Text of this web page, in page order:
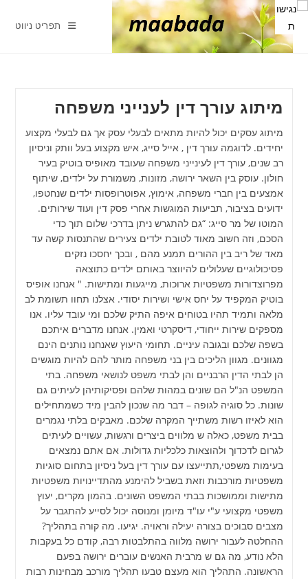
Skip
content
תפריט ניווט
מיתוג עורך דין לענייני משפחה
מיתוג עסקים יכול להיות מתאים לבעלי עסק אך גם לבעלי מקצוע
יחידים. לדוגמה עורך דין , אייל סייג, איש מקצוע בעל וותק וניסיון
רב שנים, עורך דין לעינייני משפחה שעובד מאופיס בוטיק בעיר
חולון. עוסק בין השאר ירושה, מזונות, משמורת על ילדים, שיתוף
אמצעים בין חברי משפחה, אימוץ, אפוטרופסות ילדים שנחטפו,
ידועים בציבור, תביעות המוגשות אחרי פסק דין ועוד שירותים.
המוטו של מר סייג: “גם להתגרש ניתן בדרכי שלום תוך כדי
הסכם, וזה חשוב מאוד לטובת ילדים צעירים שהתנסות קשה עד
מאד של ריב בין ההורים תמנע מהם , ובכך יחסכו נזקים
פסיכולוגיים שעלולים להיווצר באותם ילדים כתוצאה
מפרוצדורות משפטיות ארוכות, מייגעות ומתישות. " אנחנו אופיס
בוטיק המקפיד על יחס אישי ושירות יסודי. אצלנו תחוו תשומת לב
מלאה ותמיד תהיו בטוחים איפה התיק שלכם ומי עובד עליו. אנו
מספקים שירות ייחודי, דיסקרטי ואמין. אנחנו מדברים איתכם
בשפה שלכם ובגובה עיניים. תחומי היעוץ שאנחנו נותנים הינם
מגוונים. מגוון הליכים בין בני משפחה מותר להם להיות מוגשים
הן לבתי הדין הרבניים והן לבתי משפט לנושאי משפחה. בתי
המשפט הנ"ל הם שונים במהות שלהם ופסיקותיהן לעיתים גם
שונות. כל סוגיה לגופה – דבר מה שנכון להבין מיד כשמתחילים
הוא לאיזו רשות משתייך המקרה שלכם. מאבקים בלתי נגמרים
בבית משפט, כאלה ש מלווים ביצרים ורגשות, עשויים לעיתים
לגרום לדכדוך ולהוצאות כלכליות גדולות. אם אתם נמצאים
בעימות משפטי,תתייעצו עם עורך דין בעל ניסיון בתחום סוגיות
משפטיות מורכבות וזאת בשביל להימנע מהתדיינויות משפטיות
מתישות וממושכות בבתי המשפט השונים. בהמון מקרים, יעוץ
משפטי מקצועי ע"י עו"ד מיומן ומנוסה יכול לסייע להתגבר על
מצבים סבוכים בצורה יעילה וראויה. יגיעו. מה קורה בתהליך?
ההחלטה לעבור ירושה מלווה בהתלבטות רבה, קודם כל בעקבות
הלא נודע, מה גם ש מרבית האנשים עוברים ירושה בפעם
הראשונה. התהליך הוא מעצם טבעו תהליך מורכב מבחינות רבות